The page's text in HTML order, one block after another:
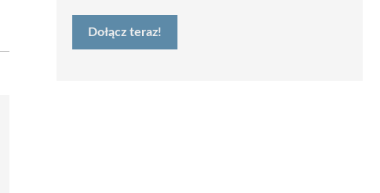
Dołącz teraz!